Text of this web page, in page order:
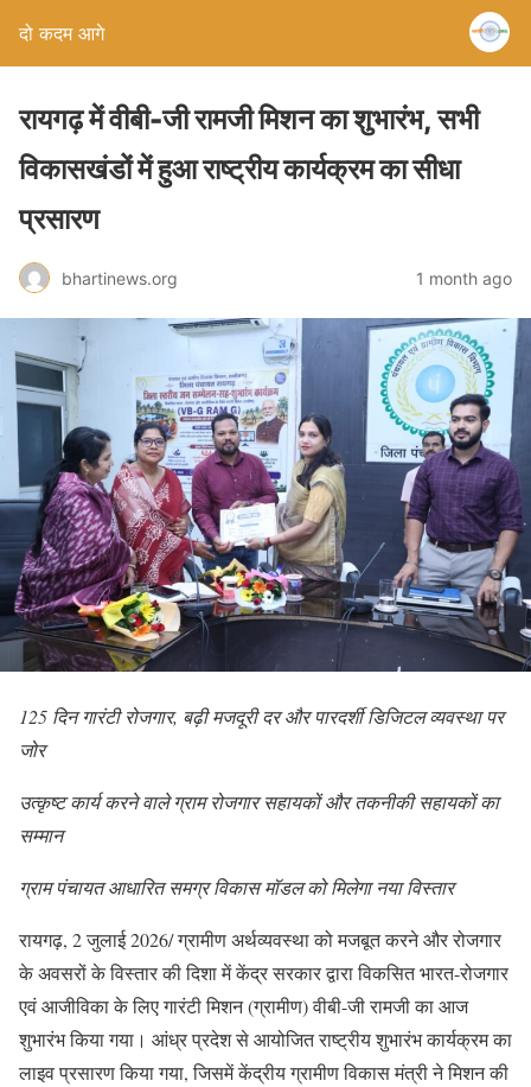
दो कदम आगे
रायगढ़ में वीबी-जी रामजी मिशन का शुभारंभ, सभी
विकासखंडों में हुआ राष्ट्रीय कार्यक्रम का सीधा
प्रसारण
bhartinews.org 1 month ago
125 दिन गारंटी रोजगार, बढ़ी मजदूरी दर और पारदर्शी डिजिटल व्यवस्था पर
जोर
उत्कृष्ट कार्य करने वाले ग्राम रोजगार सहायकों और तकनीकी सहायकों का
सम्मान
ग्राम पंचायत आधारित समग्र विकास मॉडल को मिलेगा नया विस्तार
रायगढ़, 2 जुलाई 2026/ ग्रामीण अर्थव्यवस्था को मजबूत करने और रोजगार
के अवसरों के विस्तार की दिशा में केंद्र सरकार द्वारा विकसित भारत-रोजगार
एवं आजीविका के लिए गारंटी मिशन (ग्रामीण) वीबी-जी रामजी का आज
शुभारंभ किया गया। आंध्र प्रदेश से आयोजित राष्ट्रीय शुभारंभ कार्यक्रम का
लाइव प्रसारण किया गया, जिसमें केंद्रीय ग्रामीण विकास मंत्री ने मिशन की